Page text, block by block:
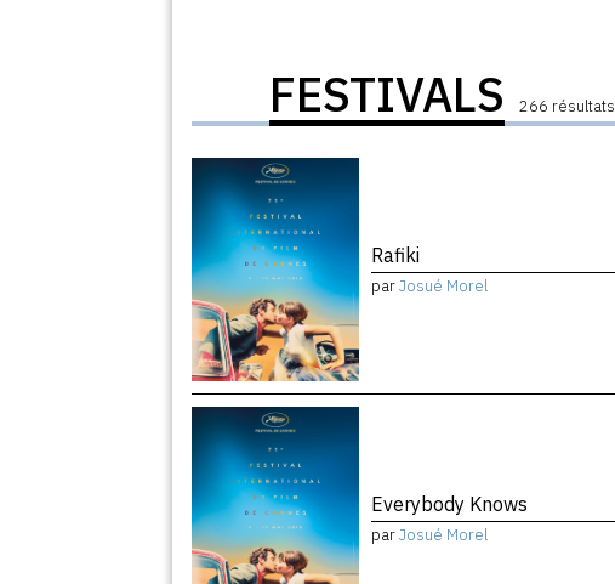
FESTIVALS 266 résultats
Rafiki
parJosué Morel
Everybody Knows
parJosué Morel